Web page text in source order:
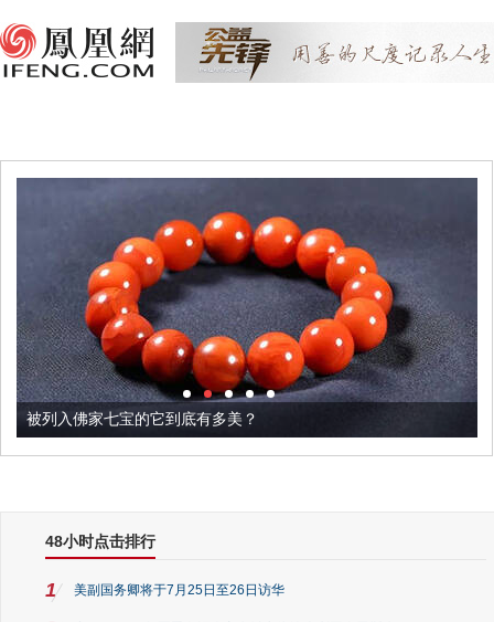
被列入佛家七宝的它到底有多美？
48小时点击排行
1 美副国务卿将于7月25日至26日访华